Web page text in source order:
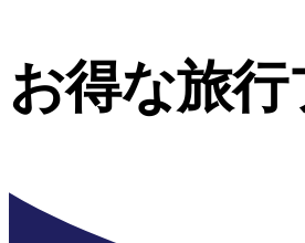
お得な旅行